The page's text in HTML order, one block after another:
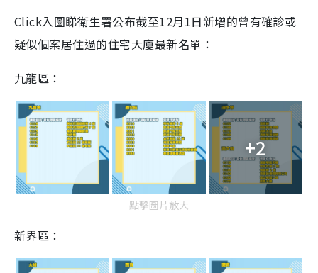
Click入圖睇衛生署公布截至12月1日新增的曾有確診或
疑似個案居住過的住宅大廈最新名單：
九龍區：
+2
點擊圖片放大
新界區：